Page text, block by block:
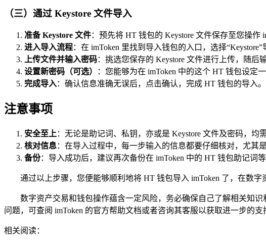
（三）通过 Keystore 文件导入
准备 Keystore 文件：预先将 HT 钱包的 Keystore 文件保存至您操作
进入导入流程：在 imToken 里找到导入钱包的入口，选择“Keystore”
上传文件并输入密码：挑选您保存的 Keystore 文件进行上传，随后
设置新密码（可选）
：您能够为在 imToken 中的这个 HT 钱包设定
完成导入：确认信息准确无误后，点击确认，完成 HT 钱包的导入。
注意事项
安全至上 ：无论是助记词、私钥，亦或是 Keystore 文件及密码，
核对信息：在导入过程中，每一步输入的信息都要仔细核对，尤其
备份：导入成功后，建议再次备份在 imToken 中的 HT 钱包助记词
通过以上步骤，您便能够顺利地将 HT 钱包导入 imToken 了，在数
数字资产交易和钱包操作蕴含一定风险，务必确保自己了解相关知
问题，可查阅 imToken 的官方帮助文档或者咨询其客服以获取进一步的支
相关阅读：